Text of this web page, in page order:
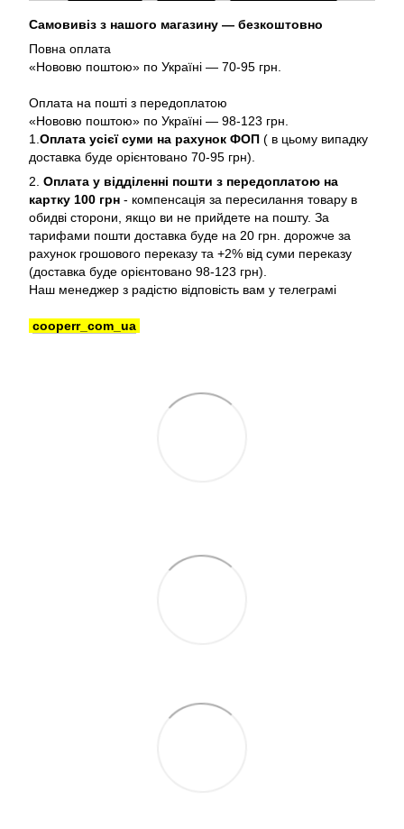
Самовивіз з нашого магазину — безкоштовно
Повна оплата
«Нововю поштою» по Україні — 70-95 грн.
Оплата на пошті з передоплатою
«Нововю поштою» по Україні — 98-123 грн.
1. Оплата усієї суми на рахунок ФОП ( в цьому випадку
доставка буде орієнтовано 70-95 грн).
2. Оплата у відділенні пошти з передоплатою на
картку 100 грн - компенсація за пересилання товару в
обидві сторони, якщо ви не прийдете на пошту. За
тарифами пошти доставка буде на 20 грн. дорожче за
рахунок грошового переказу та +2% від суми переказу
(доставка буде орієнтовано 98-123 грн).
Наш менеджер з радістю відповість вам у телеграмі
cooperr_com_ua